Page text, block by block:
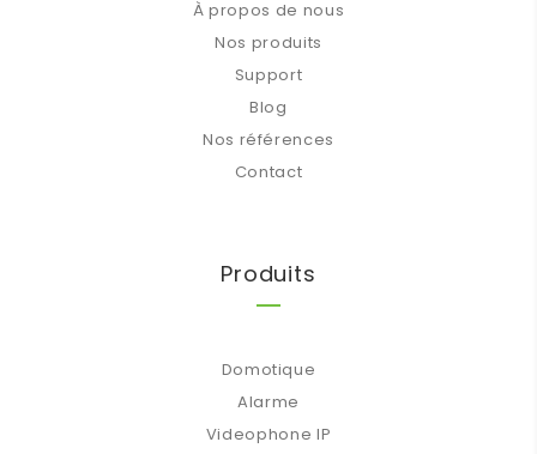
À propos de nous
Nos produits
Support
Blog
Nos références
Contact
Produits
Domotique
Alarme
Videophone IP